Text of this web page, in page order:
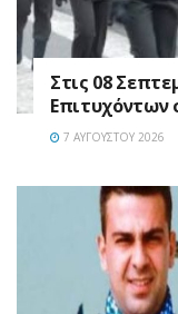
Στις 08
Επιτυχόντων
7 ΑΥΓΟΎΣΤΟΥ 2026